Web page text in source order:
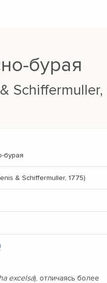
бурая
Schiffermuller,
бурая
& Schiffermuller, 1775)
excelsa), отличаясь более